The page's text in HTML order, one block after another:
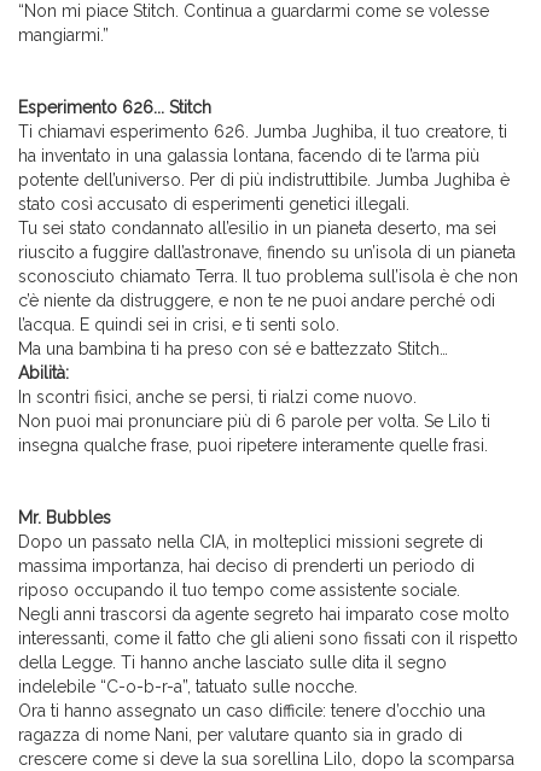
“Non mi piace Stitch. Continua a guardarmi come se volesse
mangiarmi.”
Esperimento 626... Stitch
Ti chiamavi esperimento 626. Jumba Jughiba, il tuo creatore, ti
ha inventato in una galassia lontana, facendo di te l’arma più
potente dell’universo. Per di più indistruttibile. Jumba Jughiba è
stato così accusato di esperimenti genetici illegali.
Tu sei stato condannato all’esilio in un pianeta deserto, ma sei
riuscito a fuggire dall’astronave, finendo su un’isola di un pianeta
sconosciuto chiamato Terra. Il tuo problema sull’isola è che non
c’è niente da distruggere, e non te ne puoi andare perché odi
l’acqua. E quindi sei in crisi, e ti senti solo.
Ma una bambina ti ha preso con sé e battezzato Stitch…
Abilità:
In scontri fisici, anche se persi, ti rialzi come nuovo.
Non puoi mai pronunciare più di 6 parole per volta. Se Lilo ti
insegna qualche frase, puoi ripetere interamente quelle frasi.
Mr. Bubbles
Dopo un passato nella CIA, in molteplici missioni segrete di
massima importanza, hai deciso di prenderti un periodo di
riposo occupando il tuo tempo come assistente sociale.
Negli anni trascorsi da agente segreto hai imparato cose molto
interessanti, come il fatto che gli alieni sono fissati con il rispetto
della Legge. Ti hanno anche lasciato sulle dita il segno
indelebile “C-o-b-r-a”, tatuato sulle nocche.
Ora ti hanno assegnato un caso difficile: tenere d’occhio una
ragazza di nome Nani, per valutare quanto sia in grado di
crescere come si deve la sua sorellina Lilo, dopo la scomparsa